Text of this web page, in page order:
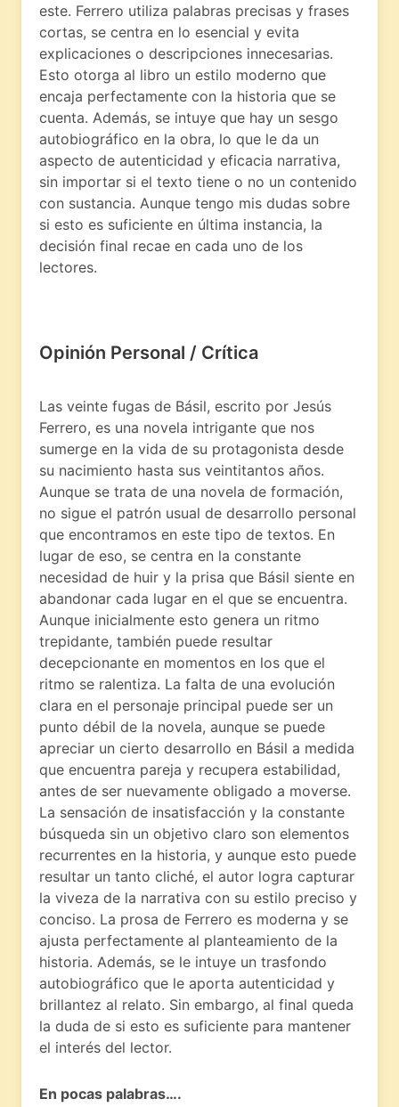
este. Ferrero utiliza palabras precisas y frases
cortas, se centra en lo esencial y evita
explicaciones o descripciones innecesarias.
Esto otorga al libro un estilo moderno que
encaja perfectamente con la historia que se
cuenta. Además, se intuye que hay un sesgo
autobiográfico en la obra, lo que le da un
aspecto de autenticidad y eficacia narrativa,
sin importar si el texto tiene o no un contenido
con sustancia. Aunque tengo mis dudas sobre
si esto es suficiente en última instancia, la
decisión final recae en cada uno de los
lectores.
Opinión Personal / Crítica
Las veinte fugas de Básil, escrito por Jesús
Ferrero, es una novela intrigante que nos
sumerge en la vida de su protagonista desde
su nacimiento hasta sus veintitantos años.
Aunque se trata de una novela de formación,
no sigue el patrón usual de desarrollo personal
que encontramos en este tipo de textos. En
lugar de eso, se centra en la constante
necesidad de huir y la prisa que Básil siente en
abandonar cada lugar en el que se encuentra.
Aunque inicialmente esto genera un ritmo
trepidante, también puede resultar
decepcionante en momentos en los que el
ritmo se ralentiza. La falta de una evolución
clara en el personaje principal puede ser un
punto débil de la novela, aunque se puede
apreciar un cierto desarrollo en Básil a medida
que encuentra pareja y recupera estabilidad,
antes de ser nuevamente obligado a moverse.
La sensación de insatisfacción y la constante
búsqueda sin un objetivo claro son elementos
recurrentes en la historia, y aunque esto puede
resultar un tanto cliché, el autor logra capturar
la viveza de la narrativa con su estilo preciso y
conciso. La prosa de Ferrero es moderna y se
ajusta perfectamente al planteamiento de la
historia. Además, se le intuye un trasfondo
autobiográfico que le aporta autenticidad y
brillantez al relato. Sin embargo, al final queda
la duda de si esto es suficiente para mantener
el interés del lector.
En pocas palabras….